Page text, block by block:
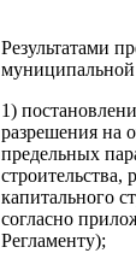
Результатами
муниципальной
1)
разрешения на
предельных
строительства,
капитального
согласно
Регламенту);